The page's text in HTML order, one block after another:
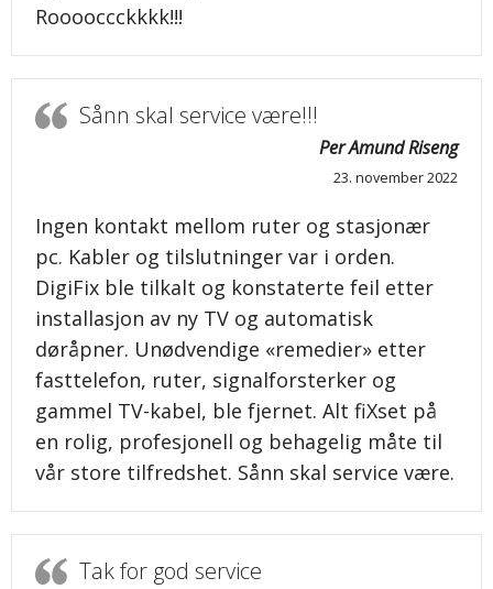
Rooooccckkkk!!!
Sånn skal service være!!!
Per Amund Riseng
23. november 2022
Ingen kontakt mellom ruter og stasjonær
pc. Kabler og tilslutninger var i orden.
DigiFix ble tilkalt og konstaterte feil etter
installasjon av ny TV og automatisk
døråpner. Unødvendige «remedier» etter
fasttelefon, ruter, signalforsterker og
gammel TV-kabel, ble fjernet. Alt fiXset på
en rolig, profesjonell og behagelig måte til
vår store tilfredshet. Sånn skal service være.
Tak for god service